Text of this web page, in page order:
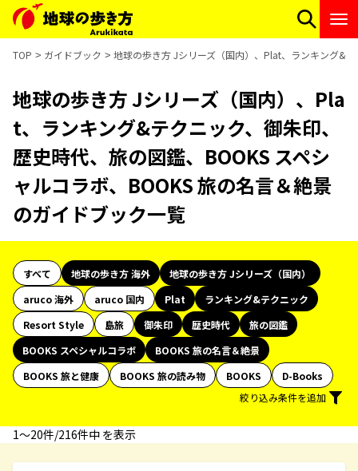
TOP ガイドブック 地球の歩き方 Jシリーズ（国内）、Plat、ランキング&
地球の歩き方 Jシリーズ（国内）、Pla
t、ランキング&テクニック、御朱印、
歴史時代、旅の図鑑、BOOKS スペシ
ャルコラボ、BOOKS 旅の名言＆絶景
のガイドブック一覧
すべて 地球の歩き方 海外
地球の歩き方 Jシリーズ（国内）
aruco 海外
aruco 国内 Plat
ランキング&テクニック
Resort Style
島旅 御朱印 歴史時代
旅の図鑑
BOOKS スペシャルコラボ
BOOKS 旅の名言＆絶景
BOOKS 旅と健康
BOOKS 旅の読み物 BOOKS
D-Books
絞り込み条件を追加
1〜20件/216件中 を表示